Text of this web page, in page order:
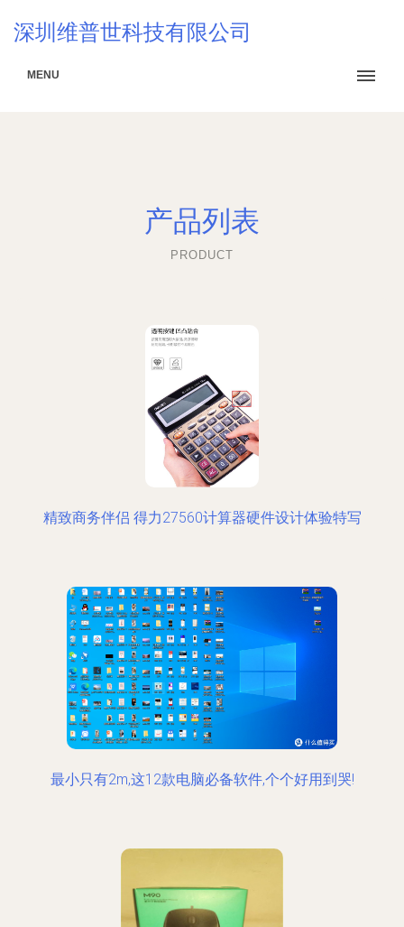
深圳维普世科技有限公司
MENU
产品列表
PRODUCT
精致商务伴侣 得力27560计算器硬件设计体验特写
最小只有2m,这12款电脑必备软件,个个好用到哭!